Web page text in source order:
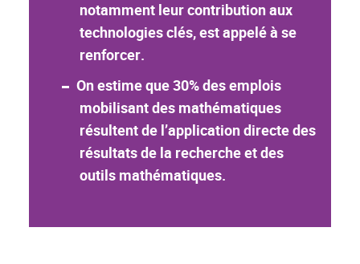
notamment leur contribution aux
technologies clés, est appelé à se
renforcer.
On estime que 30% des emplois
mobilisant des mathématiques
résultent de l’application directe des
résultats de la recherche et des
outils mathématiques.